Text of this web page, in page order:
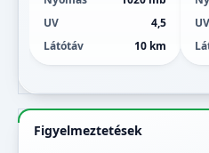
UV
4,5
Látótáv
10 km
UV
Figyelmeztetések